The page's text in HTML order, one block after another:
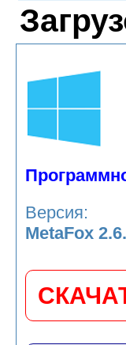
Версия:
MetaFox